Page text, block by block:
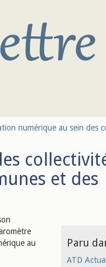
numérique au sein des
et des
au
Paru
ATD